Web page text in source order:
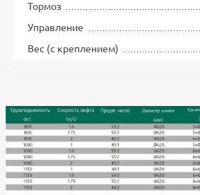
Тормоз
Управление
Вес (с креплением)